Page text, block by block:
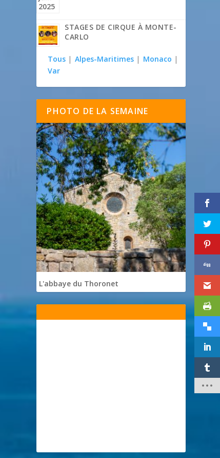
STAGES DE CIRQUE À MONTE-
CARLO
Tous | Alpes-Maritimes | Monaco |
Var
PHOTO DE LA SEMAINE
L'abbaye du Thoronet